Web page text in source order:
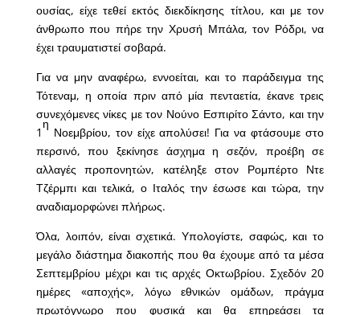
ουσίας, είχε τεθεί εκτός διεκδίκησης τίτλου, και με τον
άνθρωπο που πήρε την Χρυσή Μπάλα, τον Ρόδρι, να
έχει τραυματιστεί σοβαρά.
Για να μην αναφέρω, εννοείται, και το παράδειγμα της
Τότεναμ, η οποία πριν από μία πενταετία, έκανε τρεις
συνεχόμενες νίκες με τον Νούνο Εσπιρίτο Σάντο, και την
1
η
Νοεμβρίου, τον είχε απολύσει! Για να φτάσουμε στο
περσινό, που ξεκίνησε άσχημα η σεζόν, προέβη σε
αλλαγές προπονητών, κατέληξε στον Ρομπέρτο Ντε
Τζέρμπι και τελικά, ο Ιταλός την έσωσε και τώρα, την
αναδιαμορφώνει πλήρως.
Όλα, λοιπόν, είναι σχετικά. Υπολογίστε, σαφώς, και το
μεγάλο διάστημα διακοπής που θα έχουμε από τα μέσα
Σεπτεμβρίου μέχρι και τις αρχές Οκτωβρίου. Σχεδόν 20
ημέρες «αποχής», λόγω εθνικών ομάδων, πράγμα
πρωτόγνωρο που φυσικά και θα επηρεάσει τα